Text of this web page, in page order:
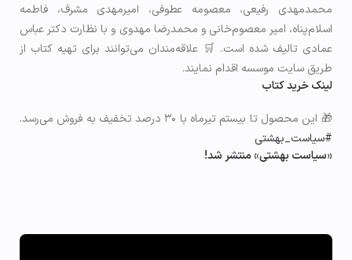
محمدمهدی رفیعی، معصومه عطوفی، امیرمهدی مشرف، فاطمه
اسلام‌پناه، امیر معصوم‌خانی و محمدرضا مهدوی و با نظارت دکتر عباس
عمادی تالیف شده است. 🛒 علاقه‌مندان می‌توانند برای تهیه کتاب از
طریق سایت موسسه اقدام نمایند.
لینک خرید کتاب
🎁 این محصول تا بیستم تیرماه با ۳۰ درصد تخفیف به فروش می‌رسد.
#سیاست_بهشتی
«سیاست بهشتی» منتشر شد!